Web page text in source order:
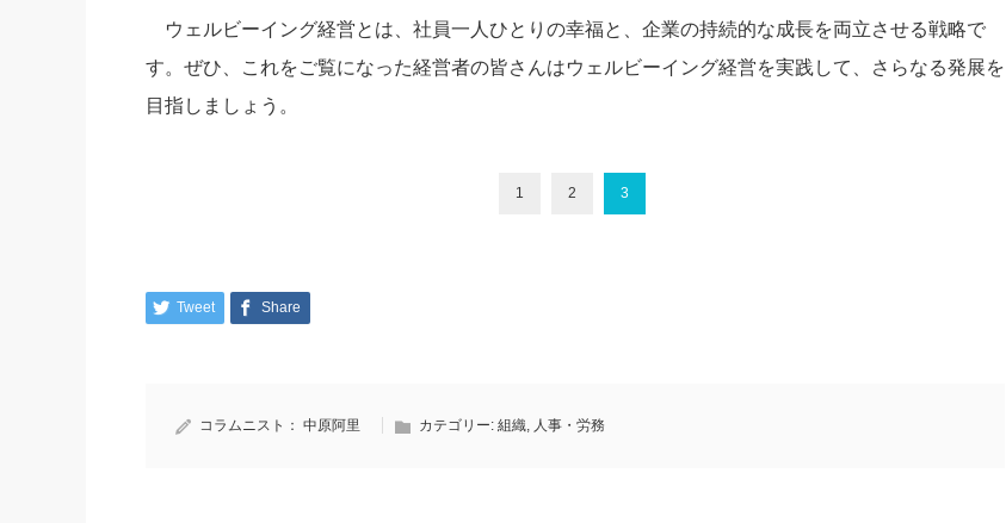
ウェルビーイング経営とは、社員一人ひとりの幸福と、企業の持続的な成長を両立させる戦略で
す。ぜひ、これをご覧になった経営者の皆さんはウェルビーイング経営を実践して、さらなる発展を
目指しましょう。
1 2 3
Tweet Share
コラムニスト： 中原阿里 カテゴリー: 組織, 人事・労務